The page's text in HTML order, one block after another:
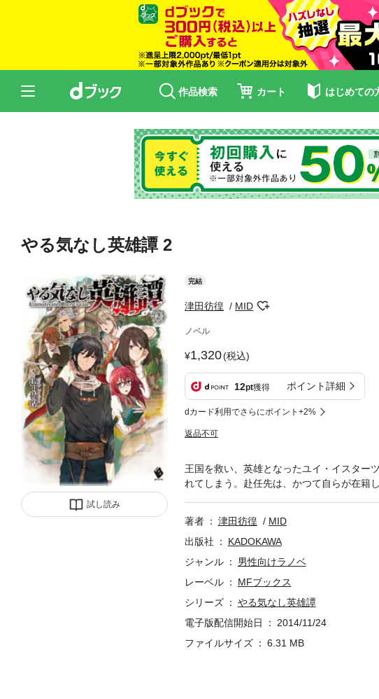
作品検索 カート はじめての
やる気なし英雄譚 2
試し読み
完結
津田彷徨 MID
ノベル
1,320(税込)
12pt獲得 ポイント詳細
dカード利用でさらにポイント+2%
返品不可
王国を救い、英雄となったユイ・イスター
れてしまう。赴任先は、かつて自らが在籍
著者 津田彷徨
MID
出版社
KADOKAWA
ジャンル
男性向けラノベ
レーベル
MFブックス
シリーズ
やる気なし英雄譚
電子版配信開始日
2014/11/24
ファイルサイズ
6.31 MB